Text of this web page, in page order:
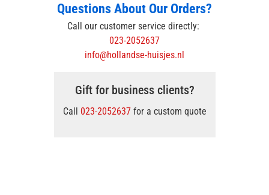
Questions About Our Orders?
Call our customer service directly:
023-2052637
info@hollandse-huisjes.nl
Gift for business clients?
Call 023-2052637for a custom quote